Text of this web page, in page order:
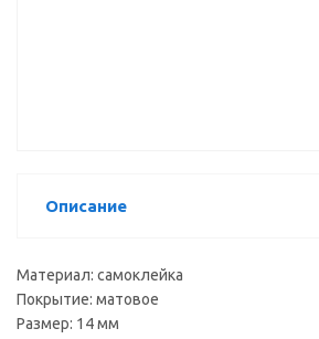
Описание
Материал: самоклейка
Покрытие: матовое
Размер: 14 мм